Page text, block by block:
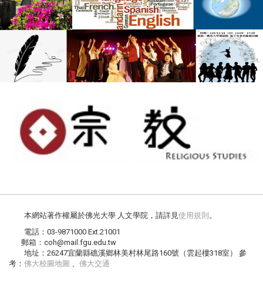
本網站著作權屬於佛光大學 人文學院，請詳見使用規則 。
電話：03-9871000 Ext.21001
郵箱：coh@mail.fgu.edu.tw
地址：26247宜蘭縣礁溪鄉林美村林尾路160號（雲起樓318室） 參
考： 佛大校圖地圖 、 佛大交通